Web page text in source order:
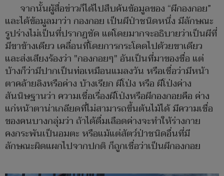
จากนั้นผู้สื่อข่าวก็ได้ไปสืบค้นข้อมูลของ “ผีกองกอย”
และได้ข้อมูลมาว่า กองกอย เป็นผีป่าชนิดหนึ่ง มีลักษณะ
รูปร่างไม่เป็นที่ปรากฏชัด แต่โดยมากจะอธิบายว่าเป็นผีที่
มีขาข้างเดียว เคลื่อนที่โดยการกระโดดไปด้วยขาเดียว
และส่งเสียงร้องว่า "กองกอยๆ" อันเป็นที่มาของชื่อ แต่
บ้างก็ว่ามีปากเป็นท่อเหมือนแมลงวัน หรือเชื่อว่ามีหน้า
ตาคล้ายลิงหรือค่าง บ้างเรียก ผีโป่ง หรือ ผีโป่งค่าง
สันนิษฐานว่า ความเชื่อเรื่องผีโป่งหรือผีกองกอยคือ ค่าง
แก่หน้าตาน่าเกลียดที่ไม่สามารถขึ้นต้นไม้ได้ มีความเชื่อ
ของคนบางกลุ่มว่า ถ้าได้ดื่มเลือดค่างจะทำให้ร่างกาย
คงกระพันเป็นอมตะ หรือแม้แต่สัตว์ป่าชนิดอื่นที่มี
ลักษณะผิดแผกไปจากปกติ ก็ถูกเชื่อว่าเป็นผีกองกอย